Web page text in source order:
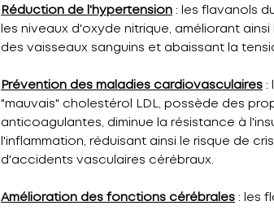
Réduction de l'hypertension : les flavanols
les niveaux d'oxyde nitrique, améliorant
des vaisseaux sanguins et abaissant la
Prévention des maladies cardiovasculaires :
"mauvais" cholestérol LDL, possède des
anticoagulantes, diminue la résistance à
l'inflammation, réduisant ainsi le risque de
d'accidents vasculaires cérébraux.
Amélioration des fonctions cérébrales : les